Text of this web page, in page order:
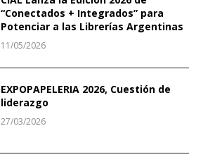
“Conectados + Integrados” para
Potenciar a las Librerías Argentinas
11/05/2026
EXPOPAPELERIA 2026, Cuestión de
liderazgo
27/03/2026